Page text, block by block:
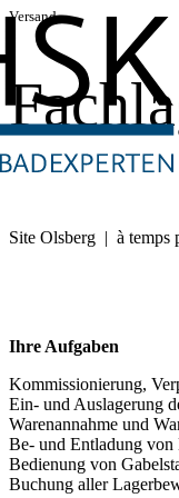
Versand
Site Olsberg | à
Ihre Aufgaben
Kommissionierung,
Ein- und Auslagerung
Warenannahme und
Be- und Entladung
Bedienung von
Buchung aller